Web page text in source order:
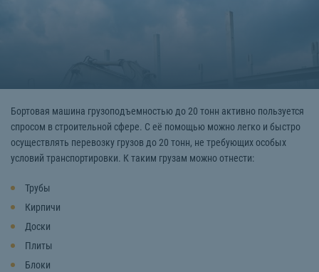
Бортовая машина грузоподъемностью до 20 тонн активно пользуется
спросом в строительной сфере. С её помощью можно легко и быстро
осуществлять перевозку грузов до 20 тонн, не требующих особых
условий транспортировки. К таким грузам можно отнести:
Трубы
Кирпичи
Доски
Плиты
Блоки